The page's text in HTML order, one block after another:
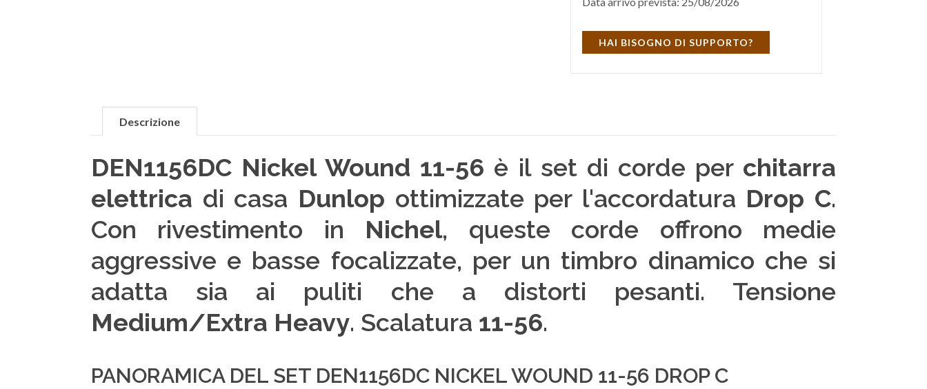
HAI BISOGNO DI SUPPORTO?
Descrizione
DEN1156DC Nickel Wound 11-56 è il set di corde per chitarra
elettrica di casa Dunlop ottimizzate per l'accordatura Drop C.
Con rivestimento in Nichel, queste corde offrono medie
aggressive e basse focalizzate, per un timbro dinamico che si
adatta sia ai puliti che a distorti pesanti. Tensione
Medium/Extra Heavy. Scalatura 11-56.
PANORAMICA DEL SET DEN1156DC NICKEL WOUND 11-56 DROP C